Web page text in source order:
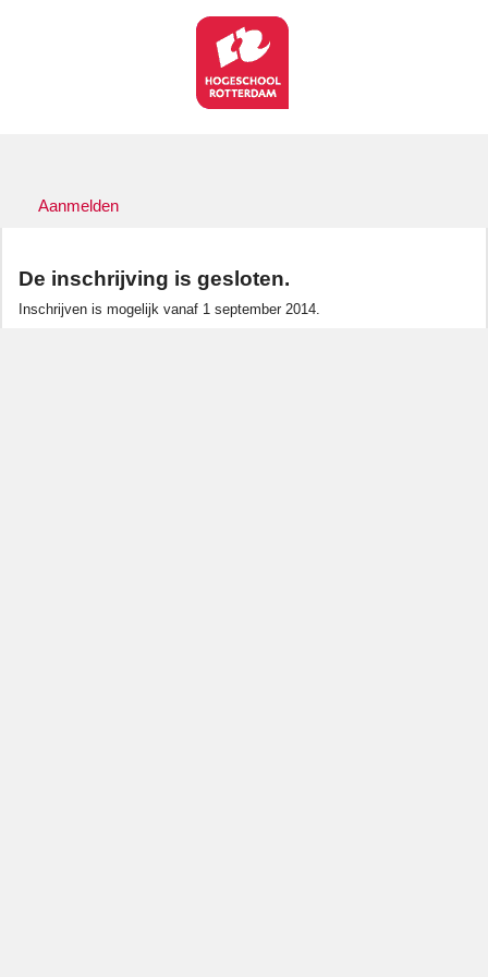
Aanmelden
De inschrijving is gesloten.
Inschrijven is mogelijk vanaf 1 september 2014.